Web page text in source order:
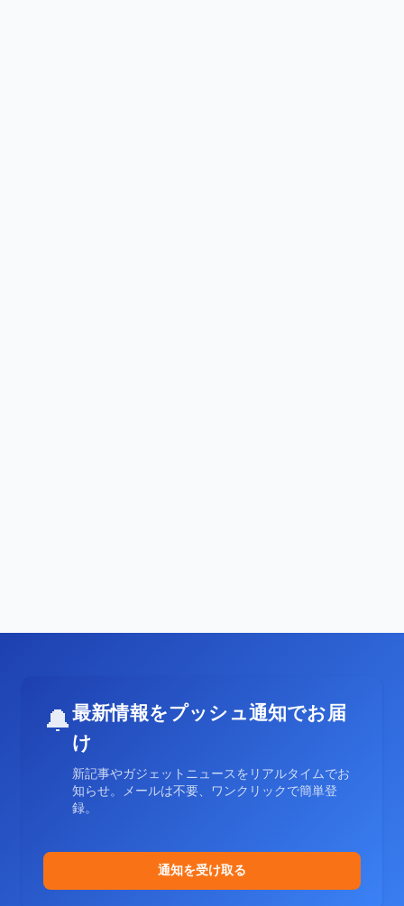
🔔最新情報をプッシュ通知でお届
け
新記事やガジェットニュースをリアルタイムでお
知らせ。メールは不要、ワンクリックで簡単登
録。
通知を受け取る